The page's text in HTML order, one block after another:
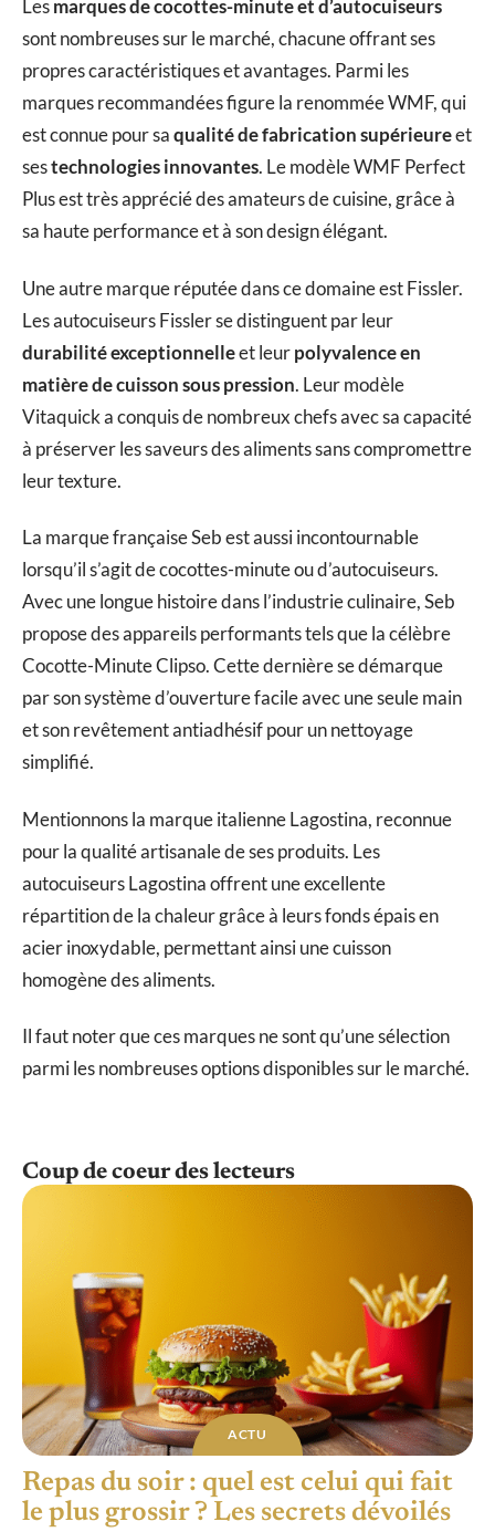
Lesmarques de cocottes-minute et d’autocuiseurs
sont nombreuses sur le marché, chacune offrant ses
propres caractéristiques et avantages. Parmi les
marques recommandées figure la renommée WMF, qui
est connue pour saqualité de fabrication supérieureet
sestechnologies innovantes. Le modèle WMF Perfect
Plus est très apprécié des amateurs de cuisine, grâce à
sa haute performance et à son design élégant.
Une autre marque réputée dans ce domaine est Fissler.
Les autocuiseurs Fissler se distinguent par leur
durabilité exceptionnelleet leurpolyvalence en
matière de cuisson sous pression. Leur modèle
Vitaquick a conquis de nombreux chefs avec sa capacité
à préserver les saveurs des aliments sans compromettre
leur texture.
La marque française Seb est aussi incontournable
lorsqu’il s’agit de cocottes-minute ou d’autocuiseurs.
Avec une longue histoire dans l’industrie culinaire, Seb
propose des appareils performants tels que la célèbre
Cocotte-Minute Clipso. Cette dernière se démarque
par son système d’ouverture facile avec une seule main
et son revêtement antiadhésif pour un nettoyage
simplifié.
Mentionnons la marque italienne Lagostina, reconnue
pour la qualité artisanale de ses produits. Les
autocuiseurs Lagostina offrent une excellente
répartition de la chaleur grâce à leurs fonds épais en
acier inoxydable, permettant ainsi une cuisson
homogène des aliments.
Il faut noter que ces marques ne sont qu’une sélection
parmi les nombreuses options disponibles sur le marché.
Coup de coeur des lecteurs
ACTU
Repas du soir : quel est celui qui fait
le plus grossir ? Les secrets dévoilés